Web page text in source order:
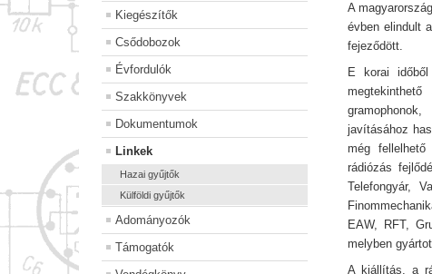
Kiegészítők
Csődobozok
Évfordulók
Szakkönyvek
Dokumentumok
Linkek
Hazai gyűjtők
Külföldi gyűjtők
Adományozók
Támogatók
A
évben elindult
fejeződött.
E korai
javításához
még
rádiózás
Telefongyár,
EAW, RFT,
melyben
A kiállítás, a